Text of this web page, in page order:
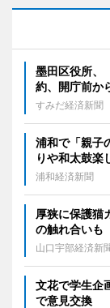
墨田区役所
約、開庁前か
すみだ経済新聞
浦和で「親子
りや和太鼓楽
浦和経済新聞
厚狭に保護猫
の触れ合いも
山口宇部経済新
文花で学生企
で意見交換